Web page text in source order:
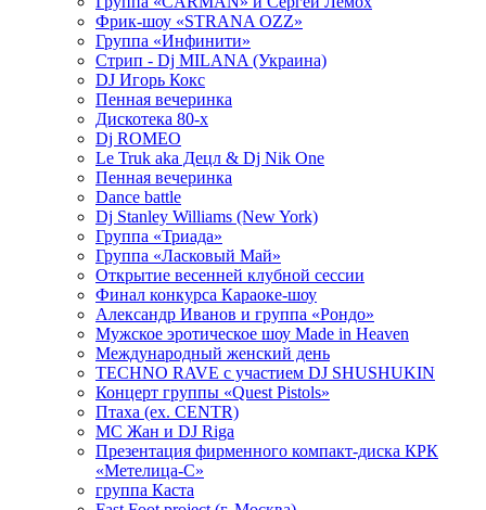
Фрик-шоу «STRANA OZZ»
Группа «Инфинити»
Стрип - Dj MILANA (Украина)
DJ Игорь Кокс
Пенная вечеринка
Дискотека 80-х
Dj ROMEO
Le Truk aka Децл & Dj Nik One
Пенная вечеринка
Dance battle
Dj Stanley Williams (New York)
Группа «Триада»
Группа «Ласковый Май»
Открытие весенней клубной сессии
Финал конкурса Караоке-шоу
Александр Иванов и группа «Рондо»
Мужское эротическое шоу Made in Heaven
Международный женский день
TECHNO RAVE с участием DJ SHUSHUKIN
Концерт группы «Quest Pistols»
Птаха (ex. CENTR)
МС Жан и DJ Riga
Презентация фирменного компакт-диска КРК
«Метелица-С»
группа Каста